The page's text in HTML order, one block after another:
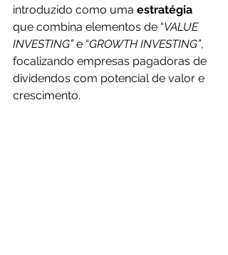
introduzido como uma estratégia
que combina elementos de “VALUE
INVESTING” e “GROWTH INVESTING”,
focalizando empresas pagadoras de
dividendos com potencial de valor e
crescimento.